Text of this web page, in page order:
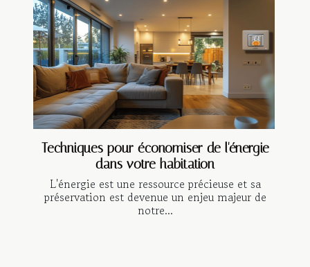
Techniques pour économiser de l'énergie
dans votre habitation
L'énergie est une ressource précieuse et sa
préservation est devenue un enjeu majeur de
notre...